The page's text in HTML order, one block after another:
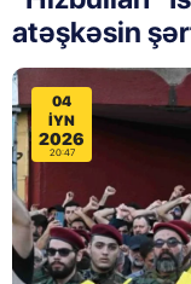
atəşkəsin
04
IYN
2026
20:47